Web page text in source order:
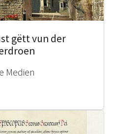
gëtt vun der
Medien